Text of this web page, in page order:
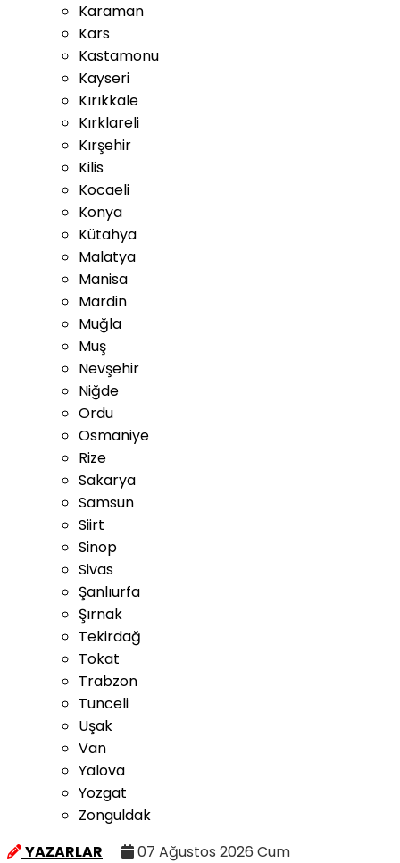
Karaman
Kars
Kastamonu
Kayseri
Kırıkkale
Kırklareli
Kırşehir
Kilis
Kocaeli
Konya
Kütahya
Malatya
Manisa
Mardin
Muğla
Muş
Nevşehir
Niğde
Ordu
Osmaniye
Rize
Sakarya
Samsun
Siirt
Sinop
Sivas
Şanlıurfa
Şırnak
Tekirdağ
Tokat
Trabzon
Tunceli
Uşak
Van
Yalova
Yozgat
Zonguldak
YAZARLAR
07 Ağustos 2026 Cum